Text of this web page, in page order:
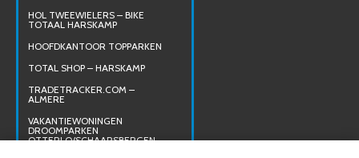
HOL TWEEWIELERS – BIKE
TOTAAL HARSKAMP
HOOFDKANTOOR TOPPARKEN
TOTAL SHOP – HARSKAMP
TRADETRACKER.COM –
ALMERE
VAKANTIEWONINGEN
DROOMPARKEN
OTTERLO/SCHAARSBERGEN